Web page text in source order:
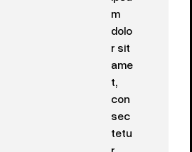
m
dolo
r sit
ame
t,
con
sec
tetu